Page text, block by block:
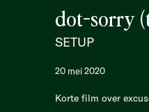
dot-sorry
SETUP
20 mei 2020
Korte film over